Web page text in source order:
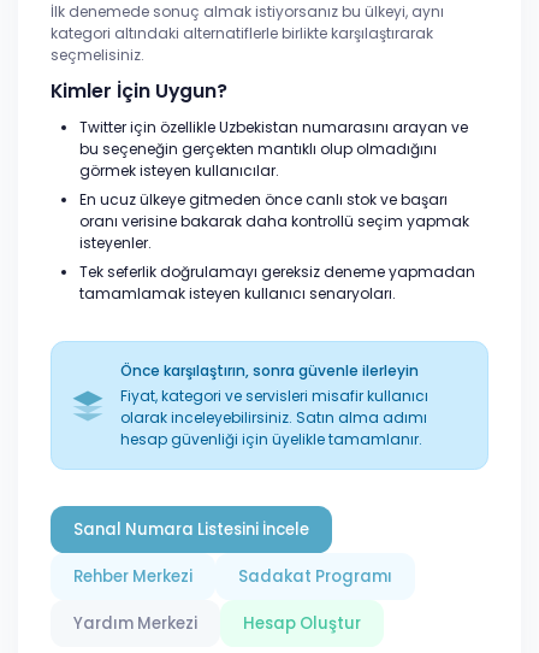
İlk denemede sonuç almak istiyorsanız bu ülkeyi, aynı
kategori altındaki alternatiflerle birlikte karşılaştırarak
seçmelisiniz.
Kimler İçin Uygun?
Twitter için özellikle Uzbekistan numarasını arayan ve
bu seçeneğin gerçekten mantıklı olup olmadığını
görmek isteyen kullanıcılar.
En ucuz ülkeye gitmeden önce canlı stok ve başarı
oranı verisine bakarak daha kontrollü seçim yapmak
isteyenler.
Tek seferlik doğrulamayı gereksiz deneme yapmadan
tamamlamak isteyen kullanıcı senaryoları.
Önce karşılaştırın, sonra güvenle ilerleyin
Fiyat, kategori ve servisleri misafir kullanıcı
olarak inceleyebilirsiniz. Satın alma adımı
hesap güvenliği için üyelikle tamamlanır.
Sanal Numara Listesini İncele
Rehber Merkezi Sadakat Programı
Yardım Merkezi Hesap Oluştur